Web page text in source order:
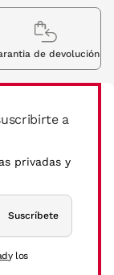
a
privadas y
Suscríbete
y los
de devolución